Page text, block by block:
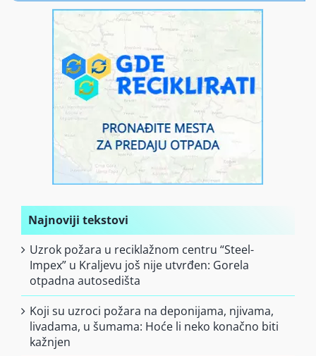
Finansiranje
O nama
Najnoviji tekstovi
Uzrok požara u reciklažnom centru “Steel-
Impex” u Kraljevu još nije utvrđen: Gorela
otpadna autosedišta
Koji su uzroci požara na deponijama, njivama,
livadama, u šumama: Hoće li neko konačno biti
kažnjen